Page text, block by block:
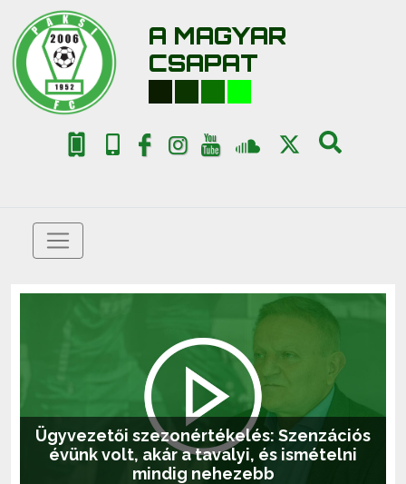
A MAGYAR
CSAPAT
Ügyvezetői szezonértékelés: Szenzációs
évünk volt, akár a tavalyi, és ismételni
mindig nehezebb